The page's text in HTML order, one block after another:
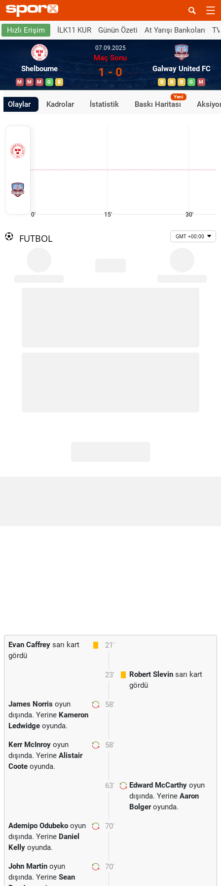
Hızlı Erişim İLK11 KUR Günün Özeti At Yarışı Bankoları
Shelbourne
M M M G B
07.09.2025
Maç Sonu
1 - 0 Galway United FC
B B B G M
Olaylar Kadrolar İstatistik Baskı Haritası
Yeni
0' 15' 30'
FUTBOL GMT +00:00
21'
Evan Caffrey sarı kart
gördü
23' Robert Slevin sarı kart
gördü
58'
James Norris oyun
dışında. Yerine Kameron
Ledwidge oyunda.
58'
Kerr McInroy oyun
dışında. Yerine Alistair
Coote oyunda.
63' Edward McCarthy oyun
dışında. Yerine Aaron
Bolgeroyunda.
70'
Ademipo Odubeko oyun
dışında. Yerine Daniel
Kelly oyunda.
70'
John Martin oyun
dışında. Yerine Sean